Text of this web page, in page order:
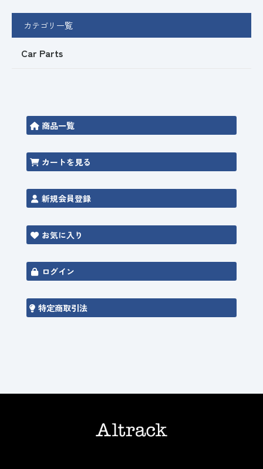
カテゴリ一覧
Car Parts
商品一覧
カートを見る
新規会員登録
お気に入り
ログイン
特定商取引法